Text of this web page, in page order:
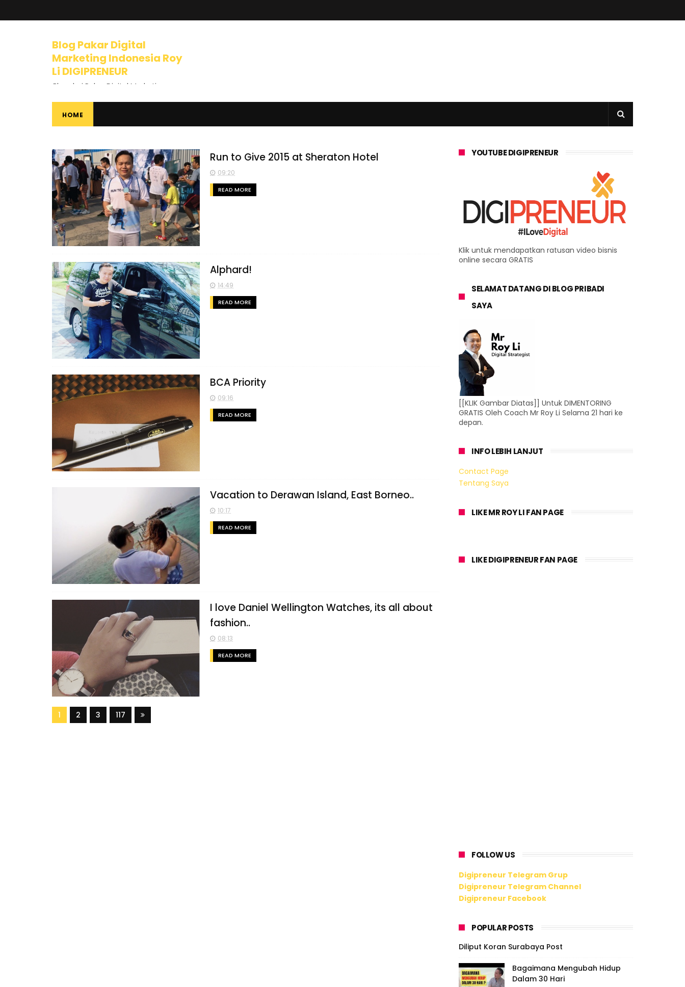
Blog Pakar Digital
Marketing Indonesia Roy
Li DIGIPRENEUR
Blog dari Pakar Digital Marketing
banyak tips dan pelajaran tentang
Bisnis Online, Dunia Internet, Bisnis
Mindset Berbisnis, dan banyak
materi luar biasa lainnya.
HOME
Run to Give 2015 at Sheraton Hotel
09:20
READ MORE
Alphard!
14:49
READ MORE
BCA Priority
09:16
READ MORE
Vacation to Derawan Island, East Borneo..
10:17
READ MORE
I love Daniel Wellington Watches, its all about
fashion..
08:13
READ MORE
1 2 3 117
YOUTUBE DIGIPRENEUR
Klik untuk mendapatkan ratusan video bisnis
online secara GRATIS
SELAMAT DATANG DI BLOG PRIBADI
SAYA
[[KLIK Gambar Diatas]] Untuk DIMENTORING
GRATIS Oleh Coach Mr Roy Li Selama 21 hari ke
depan.
INFO LEBIH LANJUT
Contact Page
Tentang Saya
LIKE MR ROY LI FAN PAGE
LIKE DIGIPRENEUR FAN PAGE
FOLLOW US
Digipreneur Telegram Grup
Digipreneur Telegram Channel
Digipreneur Facebook
POPULAR POSTS
Diliput Koran Surabaya Post
Bagaimana Mengubah Hidup
Dalam 30 Hari